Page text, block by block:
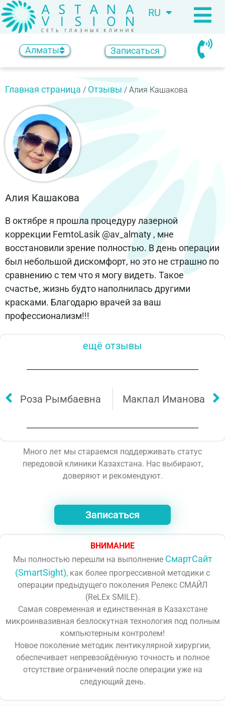
RU
KZ
Алматы Записаться
Главная страница / Отзывы / Алия Кашакова
Алия Кашакова
В октябре я прошла процедуру лазерной
коррекции FemtoLasik @av_almaty , мне
восстановили зрение полностью. В день операции
был небольшой дискомфорт, но это не страшно по
сравнению с тем что я могу видеть. Такое
счастье, жизнь будто наполнилась другими
красками. Благодарю врачей за ваш
профессионализм!!!
ещё отзывы
Роза Рымбаевна Макпал Иманова
Много лет мы стараемся поддерживать статус
передовой клиники Казахстана. Нас выбирают,
доверяют и рекомендуют.
Записаться
ВНИМАНИЕ
Мы полностью перешли на выполнение СмартСайт
(SmartSight), как более прогрессивной методики с
операции предыдущего поколения Релекс СМАЙЛ
(ReLEx SMILE).
Самая современная и единственная в Казахстане
микроинвазивная безлоскутная технология под полным
компьютерным контролем!
Новое поколение методик лентикулярной хирургии,
обеспечивает непревзойдённую точность и полное
отсутствие ограничений после операции уже на
следующий день.